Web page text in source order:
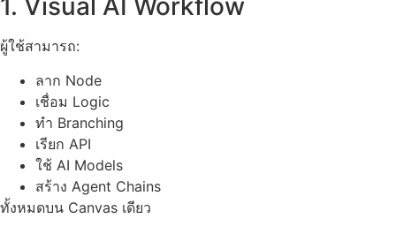
1. Visual AI Workflow
ผู้ใช้สามารถ:
ลาก Node
เชื่อม Logic
ทำ Branching
เรียก API
ใช้ AI Models
สร้าง Agent Chains
ทั้งหมดบน Canvas เดียว